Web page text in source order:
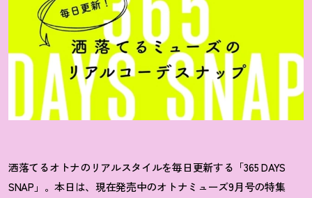
洒落てるオトナのリアルスタイルを毎日更新する「365 DAYS
SNAP」。本日は、現在発売中のオトナミューズ9月号の特集